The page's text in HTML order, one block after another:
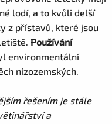
lodí, a to kvůli delší
z přístavů, které jsou
Používání
environmentální
nizozemských.
řešením je stále
a